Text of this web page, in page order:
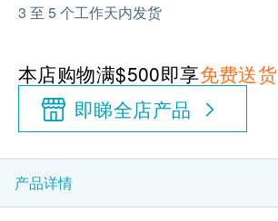
3 至 5 个工作天内发货
本店购物满$500即享免费送货
即睇全店产品
产品详情